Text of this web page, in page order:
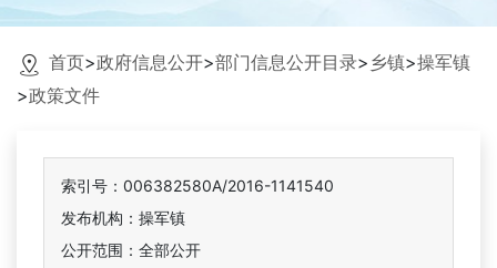
首页>政府信息公开>部门信息公开目录> 乡镇>操军镇
>政策文件
索引号：006382580A/2016-1141540
发布机构：操军镇
公开范围：全部公开